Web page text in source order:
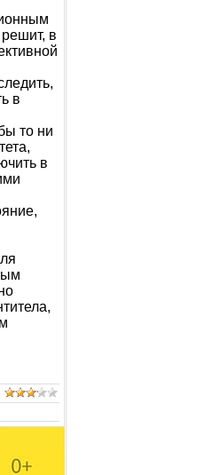
в
в
то ни
в